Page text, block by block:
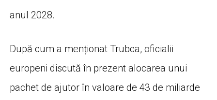
anul 2028.
După cum a menționat Trubca, oficialii
europeni discută în prezent alocarea unui
pachet de ajutor în valoare de 43 de miliarde